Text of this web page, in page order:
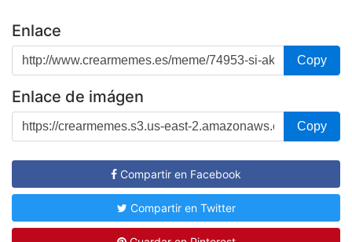
Enlace
Copy
Enlace de imágen
Copy
Compartir en Facebook
Compartir en Twitter